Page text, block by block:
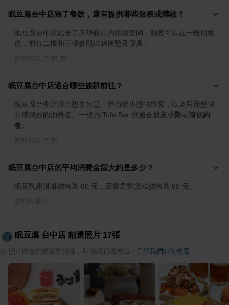
眠豆腐台中店除了餐飲，還有提供哪些服務或體驗？
眠豆腐台中店結合了床墊寢具的體驗空間，顧客可以在一樓用餐
後，前往二樓和三樓參觀試躺床墊及寢具。
眠豆腐台中店適合哪些族群前往？
眠豆腐台中店適合想要休息、逛街後小憩的遊客，以及對床墊寢
具感興趣的消費者。一樓的 Tofu Bar 也適合 朋友小聚或情侶約
會
眠豆腐台中店的平均消費金額大約是多少？
眠豆乳霜淇淋價格為 80 元，豆腐君雞蛋糕價格為 80 元。
眠豆腐 台中店 精選照片 17張
照片由合作部落客拍攝，AI 協助篩選精選 了解我們如何精選